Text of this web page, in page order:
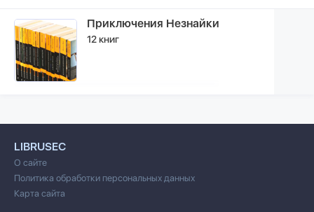
Приключения Незнайки
12 книг
LIBRUSEC
О сайте
Политика обработки персональных данных
Карта сайта